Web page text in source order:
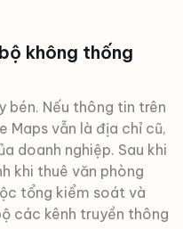
không thống
bén. Nếu thông tin trên
Maps vẫn là địa chỉ cũ,
doanh nghiệp. Sau khi
khi thuê văn phòng
tổng kiểm soát và
các kênh truyền thông